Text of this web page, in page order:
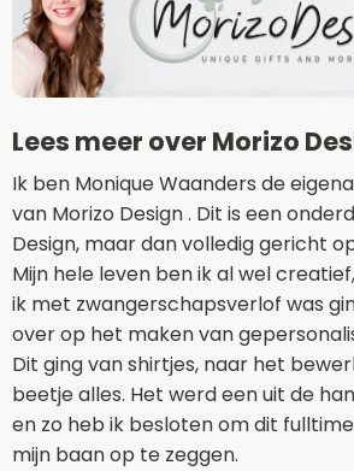
Lees meer over Morizo
Ik ben Monique Waanders de
van Morizo Design . Dit is een
Design, maar dan volledig gericht
Mijn hele leven ben ik al wel
ik met zwangerschapsverlof was
over op het maken van
Dit ging van shirtjes, naar het
beetje alles. Het werd een uit de
en zo heb ik besloten om dit
mijn baan op te zeggen.